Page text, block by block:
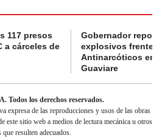
117 presos
a cárceles de
Gobernador
explosivos frente a
Antinarcóticos en
Guaviare
Todos los derechos reservados.
expresa de las reproducciones y usos de las obras
este sitio web a medios de lectura mecánica u otros
que resulten adecuados.